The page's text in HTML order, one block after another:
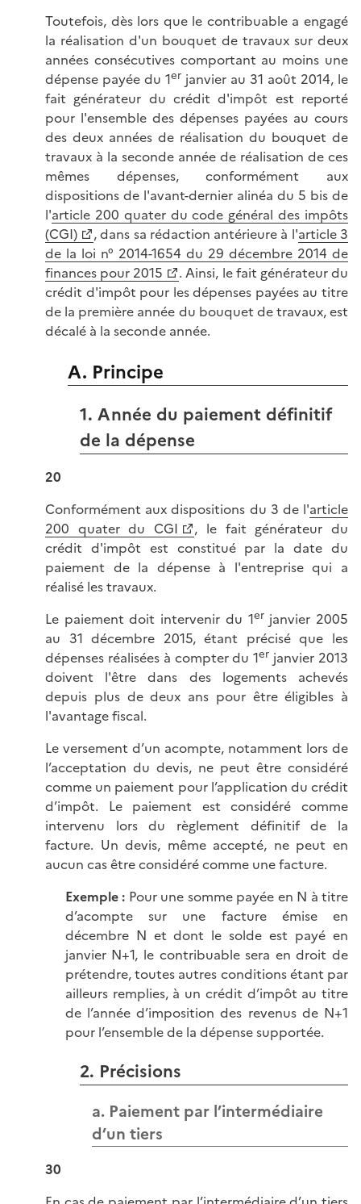
Toutefois, dès lors que le contribuable a engagé
la réalisation d'un bouquet de travaux sur deux
années consécutives comportant au moins une
dépense payée du 1er janvier au 31 août 2014, le
fait générateur du crédit d'impôt est reporté
pour l'ensemble des dépenses payées au cours
des deux années de réalisation du bouquet de
travaux à la seconde année de réalisation de ces
mêmes dépenses, conformément aux
dispositions de l'avant-dernier alinéa du 5 bis de
l'article 200 quater du code général des impôts
(CGI)
, dans sa rédaction antérieure à l'article 3
de la loi n° 2014-1654 du 29 décembre 2014 de
finances pour 2015
. Ainsi, le fait générateur du
crédit d'impôt pour les dépenses payées au titre
de la première année du bouquet de travaux, est
décalé à la seconde année.
A. Principe
1. Année du paiement définitif
de la dépense
20
Conformément aux dispositions du 3 de l'article
200 quater du CGI
, le fait générateur du
crédit d'impôt est constitué par la date du
paiement de la dépense à l'entreprise qui a
réalisé les travaux.
Le paiement doit intervenir du 1erjanvier 2005
au 31 décembre 2015, étant précisé que les
dépenses réalisées à compter du 1er janvier 2013
doivent l'être dans des logements achevés
depuis plus de deux ans pour être éligibles à
l'avantage fiscal.
Le versement d’un acompte, notamment lors de
l’acceptation du devis, ne peut être considéré
comme un paiement pour l’application du crédit
d’impôt. Le paiement est considéré comme
intervenu lors du règlement définitif de la
facture. Un devis, même accepté, ne peut en
aucun cas être considéré comme une facture.
Exemple : Pour une somme payée en N à titre
d’acompte sur une facture émise en
décembre N et dont le solde est payé en
janvier N+1, le contribuable sera en droit de
prétendre, toutes autres conditions étant par
ailleurs remplies, à un crédit d’impôt au titre
de l’année d’imposition des revenus de N+1
pour l’ensemble de la dépense supportée.
2. Précisions
a. Paiement par l’intermédiaire
d’un tiers
30